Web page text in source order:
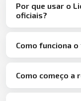
Por que usar o
oficiais?
Como funciona
Como começo a